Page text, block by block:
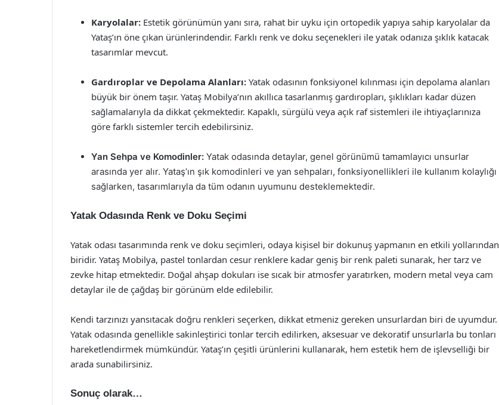
Karyolalar: Estetik görünümün yanı sıra, rahat bir uyku için ortopedik yapıya sahip karyolalar da
Yataş’ın öne çıkan ürünlerindendir. Farklı renk ve doku seçenekleri ile yatak odanıza şıklık katacak
tasarımlar mevcut.
Gardıroplar ve Depolama Alanları: Yatak odasının fonksiyonel kılınması için depolama alanları
büyük bir önem taşır. Yataş Mobilya’nın akıllıca tasarlanmış gardıropları, şıklıkları kadar düzen
sağlamalarıyla da dikkat çekmektedir. Kapaklı, sürgülü veya açık raf sistemleri ile ihtiyaçlarınıza
göre farklı sistemler tercih edebilirsiniz.
Yan Sehpa ve Komodinler: Yatak odasında detaylar, genel görünümü tamamlayıcı unsurlar
arasında yer alır. Yataş’ın şık komodinleri ve yan sehpaları, fonksiyonellikleri ile kullanım kolaylığı
sağlarken, tasarımlarıyla da tüm odanın uyumunu desteklemektedir.
Yatak Odasında Renk ve Doku Seçimi
Yatak odası tasarımında renk ve doku seçimleri, odaya kişisel bir dokunuş yapmanın en etkili yollarından
biridir. Yataş Mobilya, pastel tonlardan cesur renklere kadar geniş bir renk paleti sunarak, her tarz ve
zevke hitap etmektedir. Doğal ahşap dokuları ise sıcak bir atmosfer yaratırken, modern metal veya cam
detaylar ile de çağdaş bir görünüm elde edilebilir.
Kendi tarzınızı yansıtacak doğru renkleri seçerken, dikkat etmeniz gereken unsurlardan biri de uyumdur.
Yatak odasında genellikle sakinleştirici tonlar tercih edilirken, aksesuar ve dekoratif unsurlarla bu tonları
hareketlendirmek mümkündür. Yataş’ın çeşitli ürünlerini kullanarak, hem estetik hem de işlevselliği bir
arada sunabilirsiniz.
Sonuç olarak…